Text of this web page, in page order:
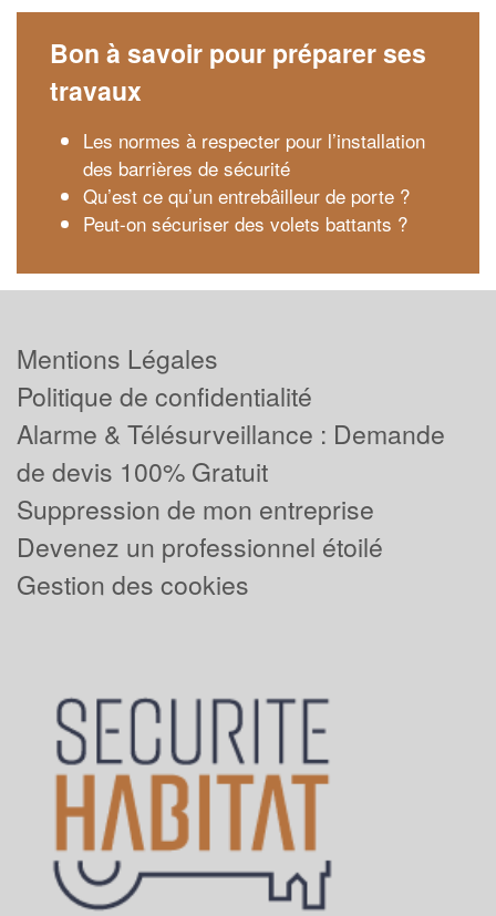
Bon à savoir pour préparer ses
travaux
Les normes à respecter pour l’installation
des barrières de sécurité
Qu’est ce qu’un entrebâilleur de porte ?
Peut-on sécuriser des volets battants ?
Mentions Légales
Politique de confidentialité
Alarme & Télésurveillance : Demande
de devis 100% Gratuit
Suppression de mon entreprise
Devenez un professionnel étoilé
Gestion des cookies